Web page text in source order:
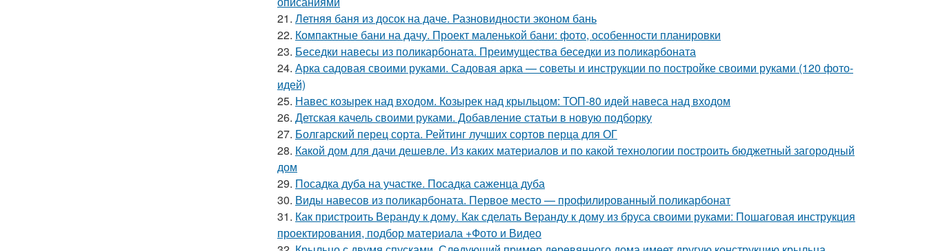
21. Летняя баня из досок на даче. Разновидности эконом бань
22. Компактные бани на дачу. Проект маленькой бани: фото, особенности планировки
23. Беседки навесы из поликарбоната. Преимущества беседки из поликарбоната
24. Арка садовая своими руками. Садовая арка — советы и инструкции по постройке своими руками (120 фото-
идей)
25. Навес козырек над входом. Козырек над крыльцом: ТОП-80 идей навеса над входом
26. Детская качель своими руками. Добавление статьи в новую подборку
27. Болгарский перец сорта. Рейтинг лучших сортов перца для ОГ
28. Какой дом для дачи дешевле. Из каких материалов и по какой технологии построить бюджетный загородный
дом
29. Посадка дуба на участке. Посадка саженца дуба
30. Виды навесов из поликарбоната. Первое место — профилированный поликарбонат
31. Как пристроить Веранду к дому. Как сделать Веранду к дому из бруса своими руками: Пошаговая инструкция
проектирования, подбор материала +Фото и Видео